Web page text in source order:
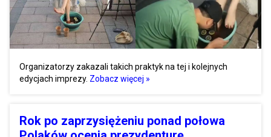
Organizatorzy zakazali takich praktyk na tej i kolejnych
edycjach imprezy. Zobacz więcej »
Rok po zaprzysiężeniu ponad połowa